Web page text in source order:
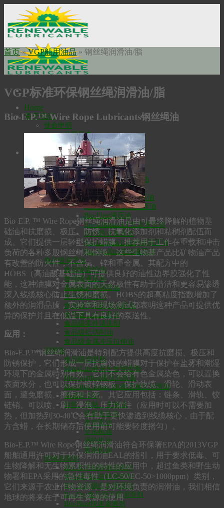
content
Home
关于我们
使命申明
公司历史
瑞安勃安全科技
高温润滑油
Bio-Extreme高温润滑油
Bio-SynXtra高温链条润滑油
液压油
Bio-Ultimax1000液压油
Bio-Ultimax 2000液压油
Bio-Fleet液压油
Bio-Ultimax LT低温液压油
HVO防火液压油
Bio-Ultimax1500绝缘液压油
Bio-SynXtra传动液压油
食品级润滑油
食品级齿轮油
食品级液压油
食品级通用润滑油
食品级脱模剂
食品级空压机/冷冻机油
食品级气动工具油
食品级零件清洗剂
食品级铝切削油
食品级金属冲压拉伸油
润滑脂
食品级润滑脂
MaxxLife高温长效润滑脂
Bio-Graphite极压润滑脂
Bio-High Temp 180高温极压润滑脂
高温防卡剂
齿轮、导轨、主轴油
环保齿轮油
真空泵油
空压机油
涡轮机油
凿岩机油
防锈润滑剂
BPL多功能防锈润滑剂
食品级BPL防锈润滑剂
BPL食品级白色润滑剂
Bio-Dry食品级干膜润滑剂
Bio-Blast快速渗透剂
首页»VGP船用油品» 钢丝绳润滑油/脂
VGP标准环保钢丝绳润滑油/脂
Bio-E.P.™ Wire Rope Lubricants钢丝绳油
Bio-E.P. ™ Wire Rope钢丝绳润滑油是由可最终降解的植物基
础油和抗磨损、极压、防锈、抗氧化添加剂和粘稠剂配伍而
成。它们提供一层轻型保护蜡膜，推荐用于工作在重载和冲击
负荷的各种多股钢丝绳和钢缆。这些生物基产品比矿物油产品
有改善的防火性，不含氯、锌和重金属。其配方中的
HOBS（高油酸基础油）可提供良好的油性边界膜强化了性
能，这种油膜对金属表面的天然极性有助于清洁和更容易渗透
深入线缆核心防止生锈和磨损。HOBS的超高粘度指数增加了
额外的润滑品质，实验室和现场测试都表明这种产品可提供优
异的保护并且在低温下具有良好的泵送性。
应用：
Bio-E.P.™钢丝绳润滑油是特别配方提供高度抗磨损、极压和
防锈保护，它们形成一层抗腐蚀的蜡膜对于保护在盐雾和潮湿
环境下的金属特别有效。它们不会给有色金属染色，可以置换
表面水分，也可以保护镀锌钢板，保护线缆、滑轮、滑动表
面，避免磨损、擦伤和卡死。其它应用包括：链条、滑轨、铰
链销。可以喷、刷、浸泡、压力灌注（应用时可以不需要加
热，但加热到30-40℃会有助于更快渗透到线缆核心，由于配
方含蜡，在长期储存后使用前可能要轻度摇匀）。
Bio-E.P.™ Wire Rope钢丝绳润滑油符合环保署EPA的2013VGP
船舶通用许可对于环保润滑油EAL的指引，用于要求低毒、可
生物降解和无生物累积性的特性的应用中，超过鱼类和野生动
物署和EPA采用的急性毒性（LC-50/EC-50>1000ppm）类别，
它们来源于农业作物资源，是对环境负责的润滑油，我们相信
地球的将来在于可再生资源的使用